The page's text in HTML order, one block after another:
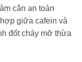
cân an toàn
giữa cafein và
đốt cháy mỡ thừa